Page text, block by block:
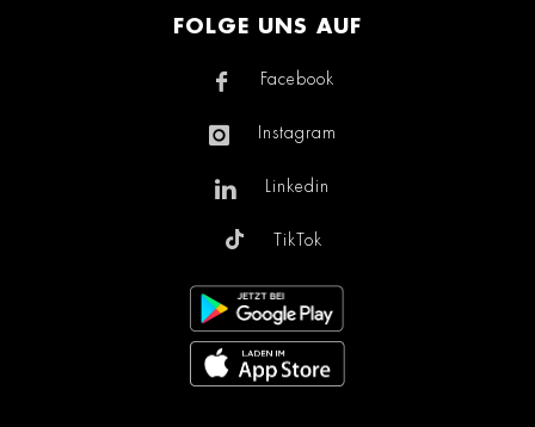
FOLGE UNS AUF
Facebook
Instagram
Linkedin
TikTok